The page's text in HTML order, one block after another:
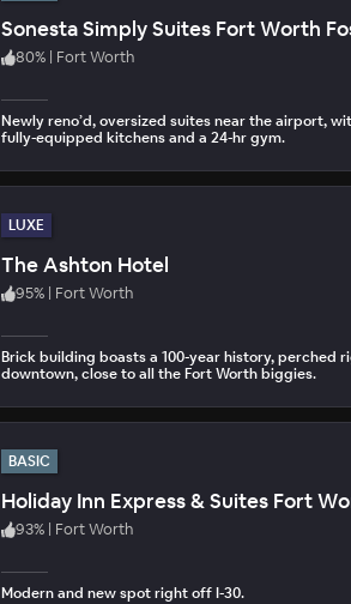
Sonesta Simply Suites Fort Worth
80% | Fort Worth
Newly reno’d, oversized suites near the airport,
fully-equipped kitchens and a 24-hr gym.
LUXE
The Ashton Hotel
95% | Fort Worth
Brick building boasts a 100-year history, perched
downtown, close to all the Fort Worth biggies.
BASIC
Holiday Inn Express & Suites Fort
93% | Fort Worth
Modern and new spot right off I-30.